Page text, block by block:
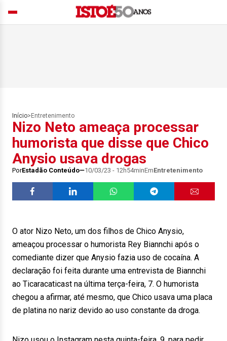
Início> Entretenimento
Nizo Neto ameaça processar
humorista que disse que Chico
Anysio usava drogas
PorEstadão Conteúdo 10/03/23 - 12h54minEmEntretenimento
O ator Nizo Neto, um dos filhos de Chico Anysio,
ameaçou processar o humorista Rey Biannchi após o
comediante dizer que Anysio fazia uso de cocaína. A
declaração foi feita durante uma entrevista de Biannchi
ao Ticaracaticast na última terça-feira, 7. O humorista
chegou a afirmar, até mesmo, que Chico usava uma placa
de platina no nariz devido ao uso constante da droga.